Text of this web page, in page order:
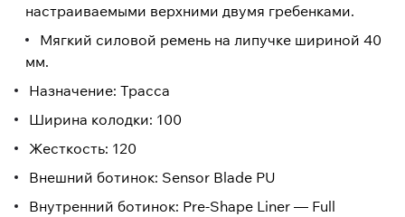
настраиваемыми верхними двумя гребенками.
Мягкий силовой ремень на липучке шириной 40
мм.
Назначение: Трасса
Ширина колодки: 100
Жесткость: 120
Внешний ботинок: Sensor Blade PU
Внутренний ботинок: Pre-Shape Liner — Full